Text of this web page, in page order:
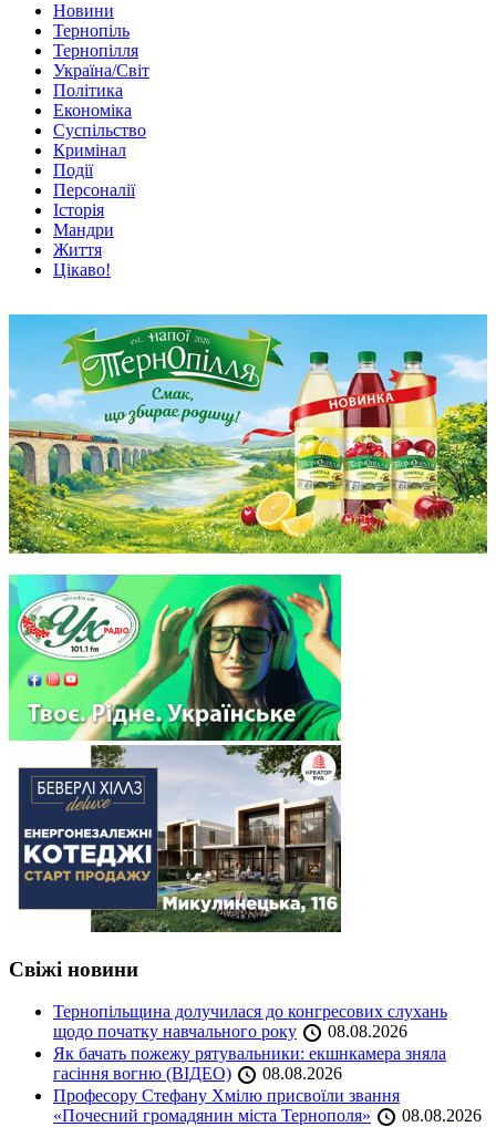
Новини
Тернопіль
Тернопілля
Україна/Світ
Політика
Економіка
Суспільство
Кримінал
Події
Персоналії
Історія
Мандри
Життя
Цікаво!
Свіжі новини
Тернопільщина долучилася до конгресових слухань
щодо початку навчального року
08.08.2026
Як бачать пожежу рятувальники: екшнкамера зняла
гасіння вогню (ВІДЕО)
08.08.2026
Професору Стефану Хмілю присвоїли звання
«Почесний громадянин міста Тернополя»
08.08.2026